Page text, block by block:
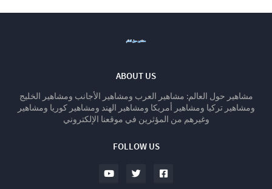
ABOUT US
مشاهير حول العالم: مشاهير العرب ومشاهير الأجانب ومشاهير الخليج
ومشاهير تركيا ومشاهير أمريكا ومشاهير الهند ومشاهير كوريا ومشاهير
وغيرهم من المؤثرين في موقعنا الإلكتروني
FOLLOW US